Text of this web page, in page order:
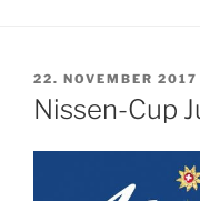
VERÖFFENTLICHT
AM
22. NOVEMBER 2017
Nissen-Cup